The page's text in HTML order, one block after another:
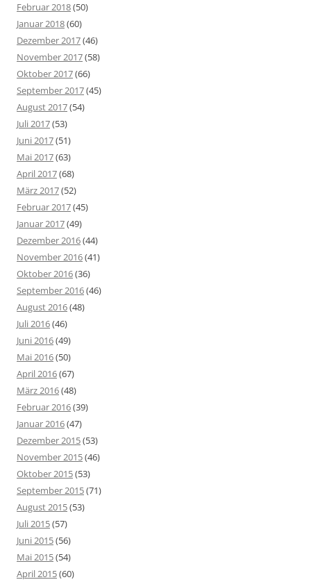
Februar 2018(50)
Januar 2018(60)
Dezember 2017(46)
November 2017(58)
Oktober 2017(66)
September 2017(45)
August 2017(54)
Juli 2017(53)
Juni 2017(51)
Mai 2017(63)
April 2017(68)
März 2017(52)
Februar 2017(45)
Januar 2017(49)
Dezember 2016(44)
November 2016(41)
Oktober 2016(36)
September 2016(46)
August 2016(48)
Juli 2016(46)
Juni 2016(49)
Mai 2016(50)
April 2016(67)
März 2016(48)
Februar 2016(39)
Januar 2016(47)
Dezember 2015(53)
November 2015(46)
Oktober 2015(53)
September 2015(71)
August 2015(53)
Juli 2015(57)
Juni 2015(56)
Mai 2015(54)
April 2015(60)